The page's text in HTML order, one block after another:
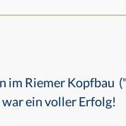
Riemer Kopfbau
war ein voller Erfolg!